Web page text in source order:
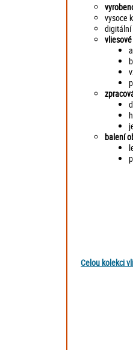
vysoce
digitální
balení
Celou kolekci